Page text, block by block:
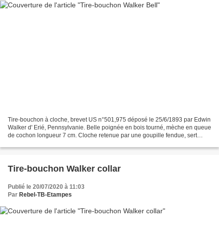
Tire-bouchon à cloche, brevet US n°501,975 déposé le 25/6/1893 par Edwin
Walker d' Erié, Pennsylvanie. Belle poignée en bois tourné, mèche en queue
de cochon longueur 7 cm. Cloche retenue par une goupille fendue, sert
Tire-bouchon Walker collar
Publié le 20/07/2020 à 11:03
Par Rebel-TB-Etampes